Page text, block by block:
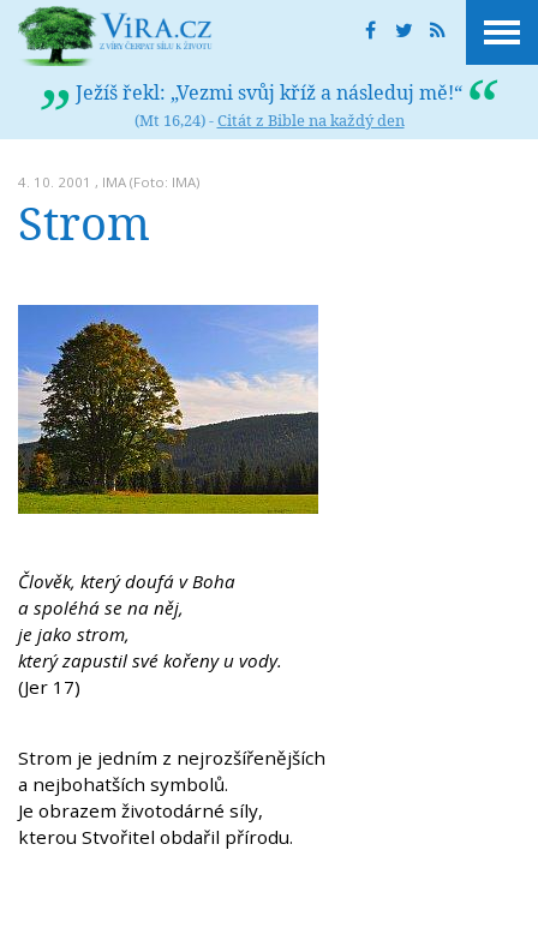
Ježíš řekl: „Vezmi svůj kříž a následuj mě!“
(Mt 16,24) -Citát z Bible na každý den
4. 10. 2001 , IMA (Foto: IMA)
Strom
Člověk, který doufá v Boha
a spoléhá se na něj,
je jako strom,
který zapustil své kořeny u vody.
(Jer 17)
Strom je jedním z nejrozšířenějších
a nejbohatších symbolů.
Je obrazem životodárné síly,
kterou Stvořitel obdařil přírodu.